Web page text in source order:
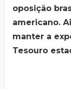
oposição
americano.
manter a
Tesouro